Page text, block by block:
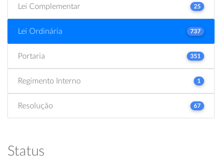
Lei Complementar 25
Lei Ordinária 737
Portaria 351
Regimento Interno 1
Resolução 67
Status